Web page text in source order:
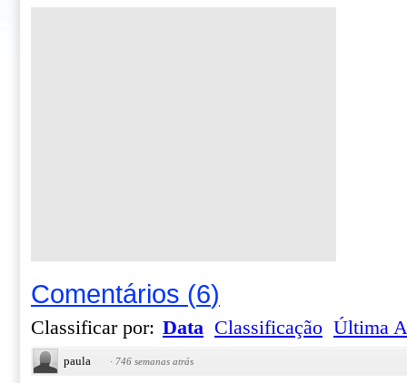
Comentários (6)
Classificar por: Data Classificação Última
paula · 746 semanas atrás